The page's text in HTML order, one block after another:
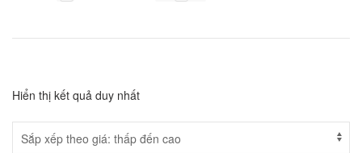
Hiển thị kết quả duy nhất